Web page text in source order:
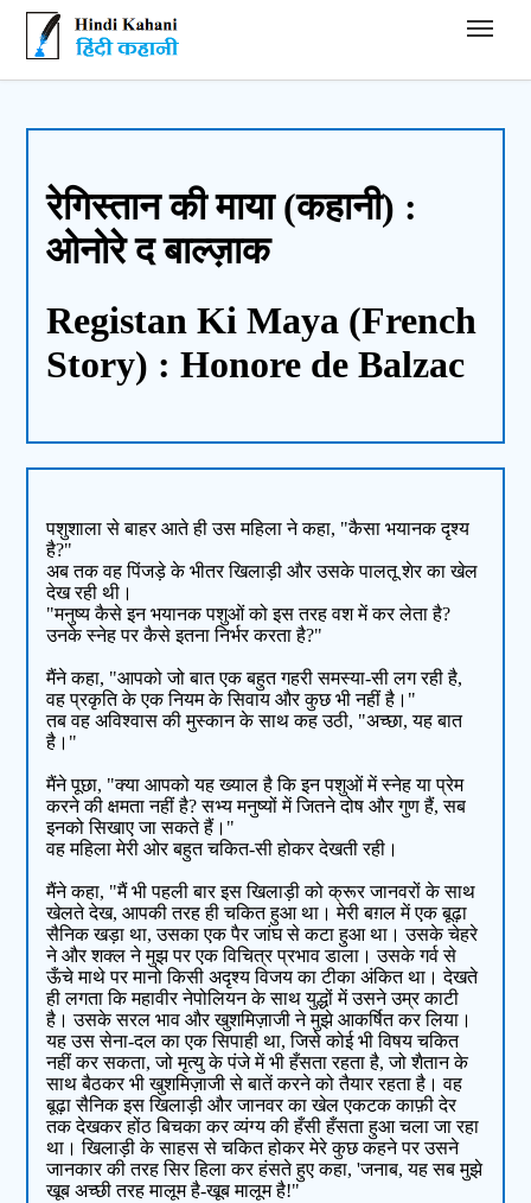
Hindi Kahani - हिंदी कहानी
रेगिस्तान की माया (कहानी) :
ओनोरे द बाल्ज़ाक
Registan Ki Maya (French
Story) : Honore de Balzac
पशुशाला से बाहर आते ही उस महिला ने कहा, "कैसा भयानक दृश्य
है?"
अब तक वह पिंजड़े के भीतर खिलाड़ी और उसके पालतू शेर का खेल
देख रही थी।
"मनुष्य कैसे इन भयानक पशुओं को इस तरह वश में कर लेता है?
उनके स्नेह पर कैसे इतना निर्भर करता है?"
मैंने कहा, "आपको जो बात एक बहुत गहरी समस्या-सी लग रही है,
वह प्रकृति के एक नियम के सिवाय और कुछ भी नहीं है।"
तब वह अविश्वास की मुस्कान के साथ कह उठी, "अच्छा, यह बात
है।"
मैंने पूछा, "क्या आपको यह ख्याल है कि इन पशुओं में स्नेह या प्रेम
करने की क्षमता नहीं है? सभ्य मनुष्यों में जितने दोष और गुण हैं, सब
इनको सिखाए जा सकते हैं।"
वह महिला मेरी ओर बहुत चकित-सी होकर देखती रही।
मैंने कहा, "मैं भी पहली बार इस खिलाड़ी को क्रूर जानवरों के साथ
खेलते देख, आपकी तरह ही चकित हुआ था। मेरी बग़ल में एक बूढ़ा
सैनिक खड़ा था, उसका एक पैर जांघ से कटा हुआ था। उसके चेहरे
ने और शक्ल ने मुझ पर एक विचित्र प्रभाव डाला। उसके गर्व से
ऊँचे माथे पर मानो किसी अदृश्य विजय का टीका अंकित था। देखते
ही लगता कि महावीर नेपोलियन के साथ युद्धों में उसने उम्र काटी
है। उसके सरल भाव और खुशमिज़ाजी ने मुझे आकर्षित कर लिया।
यह उस सेना-दल का एक सिपाही था, जिसे कोई भी विषय चकित
नहीं कर सकता, जो मृत्यु के पंजे में भी हँसता रहता है, जो शैतान के
साथ बैठकर भी खुशमिज़ाजी से बातें करने को तैयार रहता है। वह
बूढ़ा सैनिक इस खिलाड़ी और जानवर का खेल एकटक काफ़ी देर
तक देखकर होंठ बिचका कर व्यंग्य की हँसी हँसता हुआ चला जा रहा
था। खिलाड़ी के साहस से चकित होकर मेरे कुछ कहने पर उसने
जानकार की तरह सिर हिला कर हंसते हुए कहा, 'जनाब, यह सब मुझे
खूब अच्छी तरह मालूम है-खूब मालूम है!"